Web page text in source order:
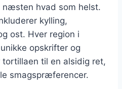
hvad som helst.
kylling,
ost. Hver region i
opskrifter og
til en alsidig ret,
smagspræferencer.